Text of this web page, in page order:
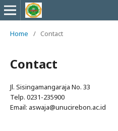
Home / Contact
Contact
Jl. Sisingamangaraja No. 33
Telp. 0231-235900
Email: aswaja@unucirebon.ac.id